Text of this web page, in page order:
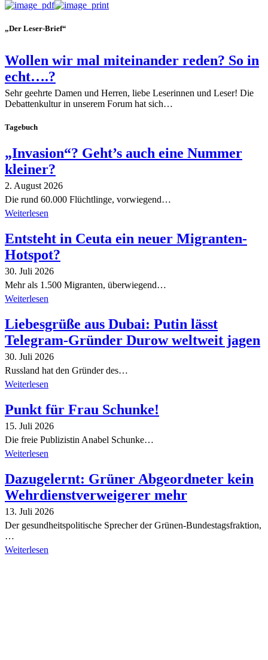
„Der Leser-Brief“
Wollen wir mal miteinander reden? So in
echt….?
Sehr geehrte Damen und Herren, liebe Leserinnen und Leser! Die
Debattenkultur in unserem Forum hat sich…
Tagebuch
„Invasion“? Geht’s auch eine Nummer
kleiner?
2. August 2026
Die rund 60.000 Flüchtlinge, vorwiegend…
Weiterlesen
Entsteht in Ceuta ein neuer Migranten-
Hotspot?
30. Juli 2026
Mehr als 1.500 Migranten, überwiegend…
Weiterlesen
Liebesgrüße aus Dubai: Putin lässt
Telegram-Gründer Durow weltweit jagen
30. Juli 2026
Russland hat den Gründer des…
Weiterlesen
Punkt für Frau Schunke!
15. Juli 2026
Die freie Publizistin Anabel Schunke…
Weiterlesen
Dazugelernt: Grüner Abgeordneter kein
Wehrdienstverweigerer mehr
13. Juli 2026
Der gesundheitspolitische Sprecher der Grünen-Bundestagsfraktion,
…
Weiterlesen